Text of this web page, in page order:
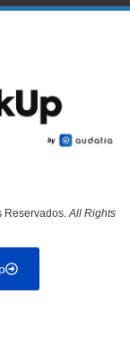
Reservados. All Rights